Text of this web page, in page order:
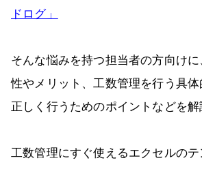
ドログ」
そんな悩みを持つ担当者の方向け
性やメリット、工数管理を行う具体
正しく行うためのポイントなどを解
工数管理にすぐ使えるエクセルの